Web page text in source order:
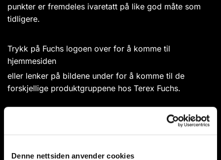
Denne nettsiden anvender cookies
punkter er fremdeles ivaretatt på like god måte som
tidligere.
Trykk på Fuchs logoen over for å komme til
hjemmesiden
eller lenker på bildene under for å komme til de
forskjellige produktgruppene hos Terex Fuchs.
SKRAP